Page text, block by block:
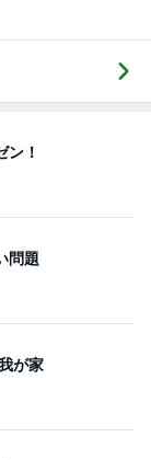
ン！
問題
が家